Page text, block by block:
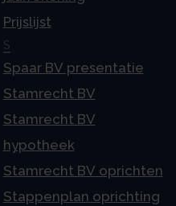
Prijslijst
S
Spaar BV presentatie
Stamrecht BV
Stamrecht BV
hypotheek
Stamrecht BV oprichten
Stappenplan oprichting